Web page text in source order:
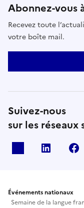
Abonnez-vous
Recevez toute
votre boîte mail.
Suivez-nous
sur les réseaux
Linkedin
Événements nationaux
Semaine de la langue